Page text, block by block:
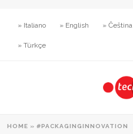
» Italiano » English » Čeština
» Türkçe
HOME » #PACKAGINGINNOVATION